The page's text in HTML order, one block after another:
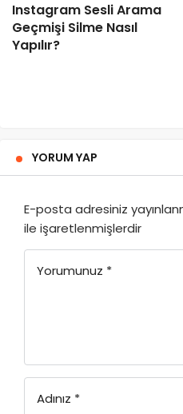
Instagram Sesli Arama
Geçmişi Silme Nasıl
Yapılır?
YORUM YAP
E-posta adresiniz
ile işaretlenmişlerdir
Yorumunuz *
Adınız *